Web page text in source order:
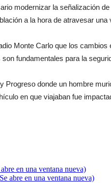
modernizar la señalización
a la hora de atravesar una
Monte Carlo que los cambios
fundamentales para la
Progreso donde un hombre
en que viajaban fue
en una ventana nueva)
abre en una ventana nueva)